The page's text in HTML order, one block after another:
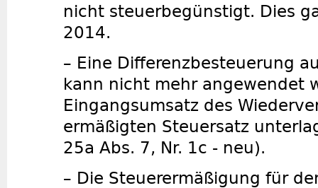
nicht steuerbegünstigt. Dies
2014.
– Eine Differenzbesteuerung
kann nicht mehr angewendet
Eingangsumsatz des
ermäßigten Steuersatz
25a Abs. 7, Nr. 1c - neu).
– Die Steuerermäßigung für